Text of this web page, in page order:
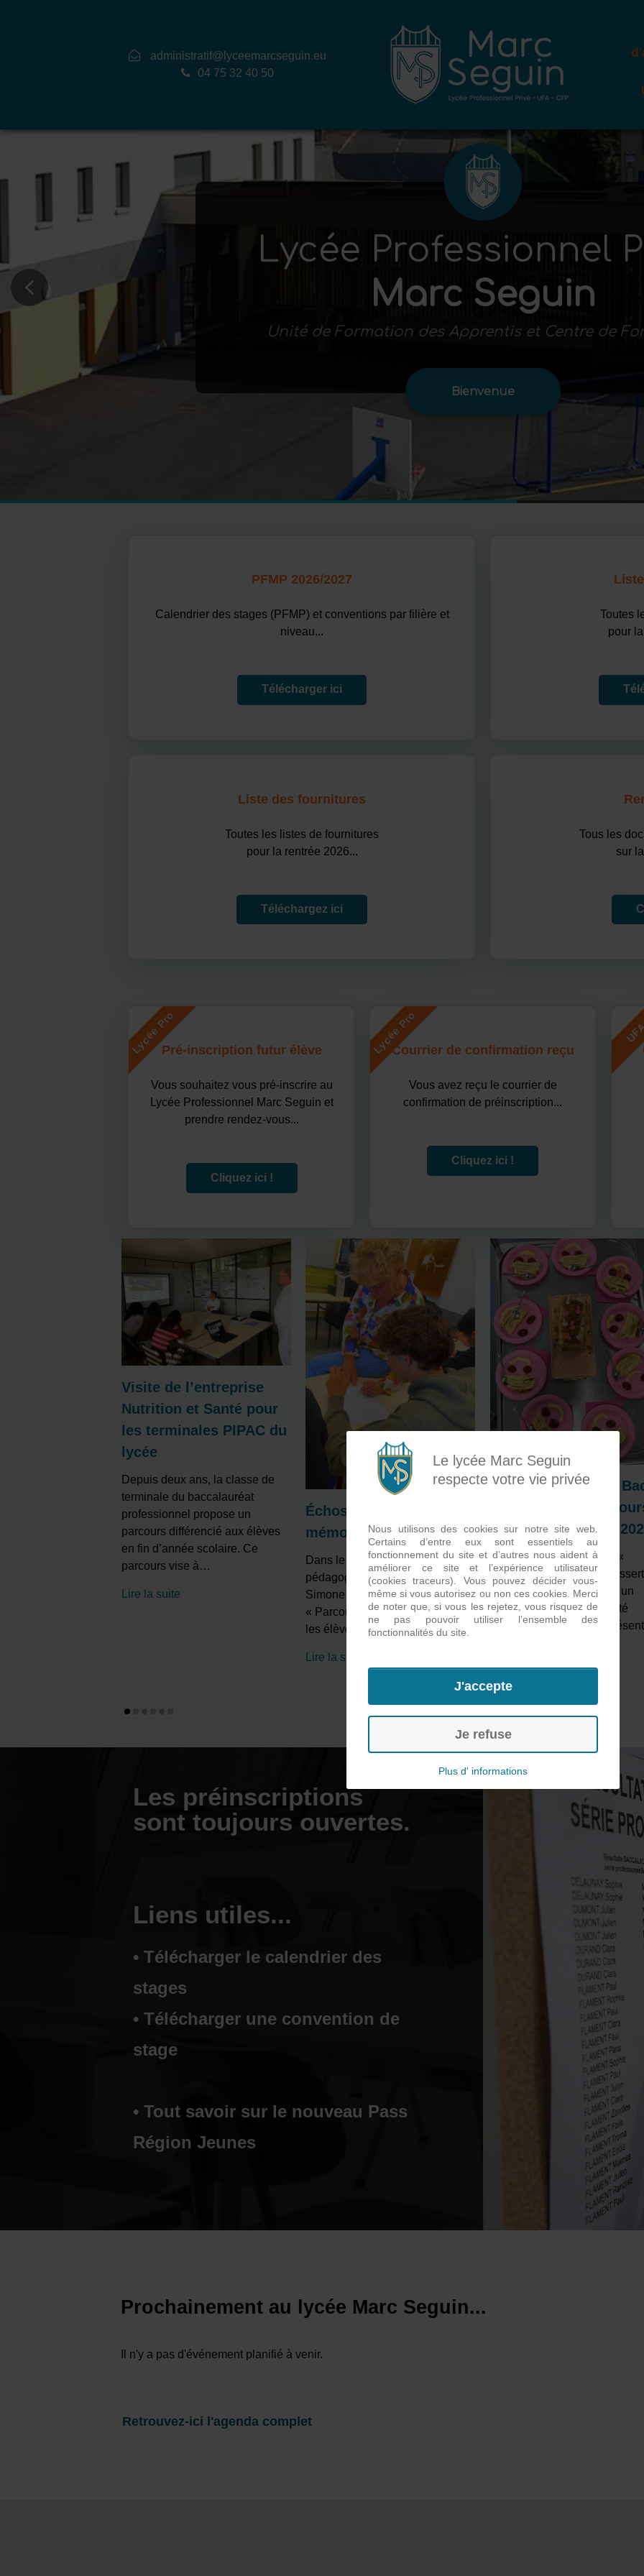
administratif@lyceemarcseguin.eu
04 75 32 40 50
Lycée Professionnel
Marc Seguin
Unité de Formation des Apprentis et Centre de
Bienvenue
PFMP 2026/2027
Calendrier des stages (PFMP) et conventions par filière et
niveau...
Télécharger ici
Toutes
pour
Liste des fournitures
Toutes les listes de fournitures
pour la rentrée 2026...
Téléchargez ici
Tous les
sur
Lycée ProPré-inscription futur élève
Vous souhaitez vous pré-inscrire au
Lycée Professionnel Marc Seguin et
prendre rendez-vous...
Cliquez ici !
Lycée Pro
Courrier de confirmation reçu
Vous avez reçu le courrier de
confirmation de préinscription...
Cliquez ici !
Visite de l’entreprise
Nutrition et Santé pour
les terminales PIPAC du
lycée
Depuis deux ans, la classe de
terminale du baccalauréat
professionnel propose un
parcours différencié aux élèves
en fin d’année scolaire. Ce
parcours vise à…
Lire la suite
Échos du passé,
mémoire pour résister
Dans le cadre d’un projet
pédagogique mené autour de
Simone Veil et de l’objet d’étude
« Parcours d’un personnage »,
les élèves de 1ère MSPC du…
Lire la suite
Les élèves de 1ère
Pro PIPAC au
Innov’Aliment Bac
Saviez-vous ce qu’est la «
Fragola bianca » ? Ce
spécialement conçu pour un
anniversaire d’enfant, a été
imaginé, développé et
Lire la suite
Les préinscriptions
sont toujours ouvertes.
Liens utiles...
• Télécharger le calendrier des
stages
• Télécharger une convention de
stage
• Tout savoir sur le nouveau Pass
Région Jeunes
Prochainement au lycée Marc Seguin...
Il n'y a pas d'événement planifié à venir.
Retrouvez-ici l'agenda complet
Le lycée Marc Seguin
respecte votre vie privée
Nous utilisons des cookies sur notre site web.
Certains d’entre eux sont essentiels au
fonctionnement du site et d’autres nous aident à
améliorer ce site et l’expérience utilisateur
(cookies traceurs). Vous pouvez décider vous-
même si vous autorisez ou non ces cookies. Merci
de noter que, si vous les rejetez, vous risquez de
ne pas pouvoir utiliser l’ensemble des
fonctionnalités du site.
J'accepte
Je refuse
Plus d' informations